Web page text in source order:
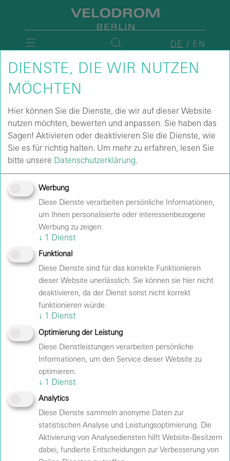
DE EN
HALLENFÜHRUNG
Für die Planung von Hallenführungen bitten wir um
eine rechtzeitige Anfrage über die angegebenen
Kontaktdaten, da eine entsprechende Vorlaufzeit
erforderlich ist.
Für Veranstalter
Velomax Berlin Hallenbetriebs GmbH
Falkplatz 1
10437 Berlin
Anfrage per Mail senden
Für Besucher
Bureau Müller
DIENSTE, DIE WIR NUTZEN
MÖCHTEN
Hier können Sie die Dienste, die wir auf dieser Website
nutzen möchten, bewerten und anpassen. Sie haben das
Sagen! Aktivieren oder deaktivieren Sie die Dienste, wie
Sie es für richtig halten. Um mehr zu erfahren, lesen Sie
bitte unsere Datenschutzerklärung.
Werbung
Diese Dienste verarbeiten persönliche Informationen,
um Ihnen personalisierte oder interessenbezogene
Werbung zu zeigen.
↓ 1 Dienst
Funktional
Diese Dienste sind für das korrekte Funktionieren
dieser Website unerlässlich. Sie können sie hier nicht
deaktivieren, da der Dienst sonst nicht korrekt
funktionieren würde.
↓ 1 Dienst
Optimierung der Leistung
Diese Dienstleistungen verarbeiten persönliche
Informationen, um den Service dieser Website zu
optimieren.
↓ 1 Dienst
Analytics
Diese Dienste sammeln anonyme Daten zur
statistischen Analyse und Leistungsoptimierung. Die
Aktivierung von Analysediensten hilft Website-Besitzern
dabei, fundierte Entscheidungen zur Verbesserung von